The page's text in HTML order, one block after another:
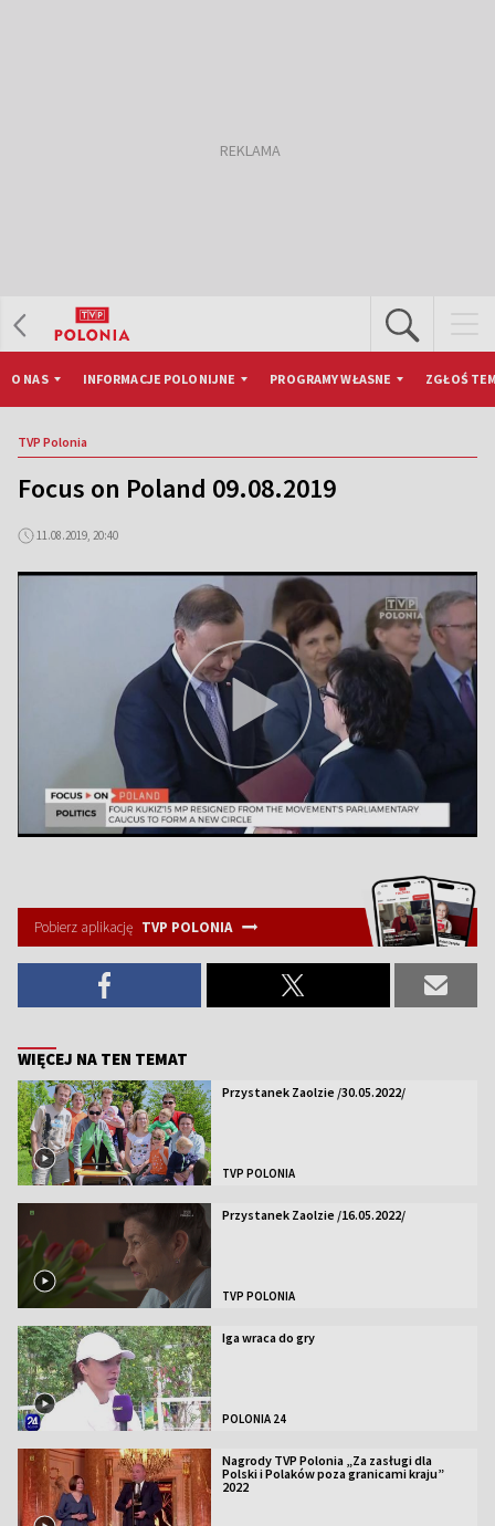
O NAS INFORMACJE POLONIJNE PROGRAMY WŁASNE ZGŁOŚ
TVP Polonia
Focus on Poland 09.08.2019
11.08.2019, 20:40
Pobierz aplikację TVP POLONIA
WIĘCEJ NA TEN TEMAT
Przystanek Zaolzie /30.05.2022/
TVP POLONIA
Przystanek Zaolzie /16.05.2022/
TVP POLONIA
Iga wraca do gry
POLONIA 24
Nagrody TVP Polonia „Za zasługi dla
Polski i Polaków poza granicami kraju”
2022